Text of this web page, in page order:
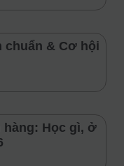
chuẩn & Cơ hội
hàng: Học gì, ở